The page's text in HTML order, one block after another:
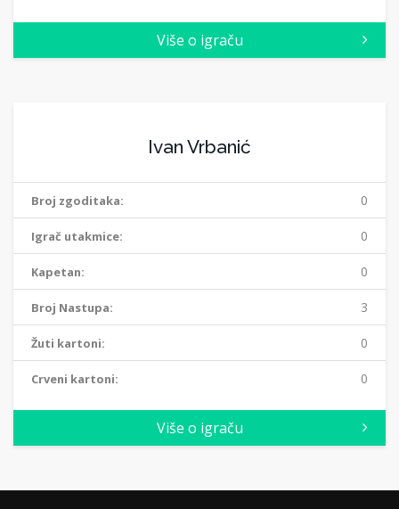
Više o igraču
Ivan Vrbanić
Broj zgoditaka: 0
Igrač utakmice: 0
Kapetan: 0
Broj Nastupa: 3
Žuti kartoni: 0
Crveni kartoni: 0
Više o igraču